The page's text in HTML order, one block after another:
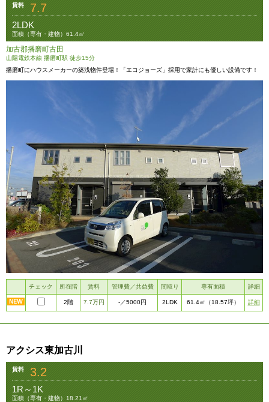
賃料 7.7
2LDK
面積（専有・建物）61.4㎡
加古郡播磨町古田
山陽電鉄本線 播磨町駅 徒歩15分
播磨町にハウスメーカーの築浅物件登場！「エコジョーズ」採用で家計にも優しい設備です！
チェック 所在階 賃料 管理費／共益費 間取り 専有面積 詳細
2階 7.7万円 -／5000円 2LDK 61.4㎡ （18.57坪） 詳細
アクシス東加古川
賃料 3.2
1R～1K
面積（専有・建物）18.21㎡